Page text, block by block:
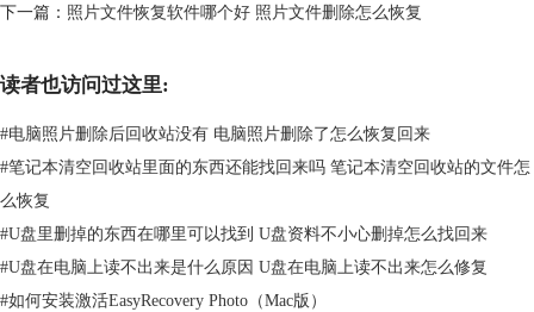
2.选择恢复文件位置
进入“从恢复”的设置界面，在“共同位置”一栏中，勾选“选择位置”命令，
在弹出的文件选项框中定位需要恢复文件的位置。
下一篇： 照片文件恢复软件哪个好 照片文件删除怎么恢复
读者也访问过这里:
#电脑照片删除后回收站没有 电脑照片删除了怎么恢复回来
#笔记本清空回收站里面的东西还能找回来吗 笔记本清空回收站的文件怎
么恢复
#U盘里删掉的东西在哪里可以找到 U盘资料不小心删掉怎么找回来
#U盘在电脑上读不出来是什么原因 U盘在电脑上读不出来怎么修复
#如何安装激活EasyRecovery Photo（Mac版）